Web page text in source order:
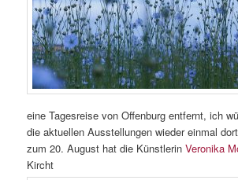
eine Tagesreise von Offenburg entfernt, ich
die aktuellen Ausstellungen wieder einmal
zum 20. August hat die KünstlerinVeronika
Kircht